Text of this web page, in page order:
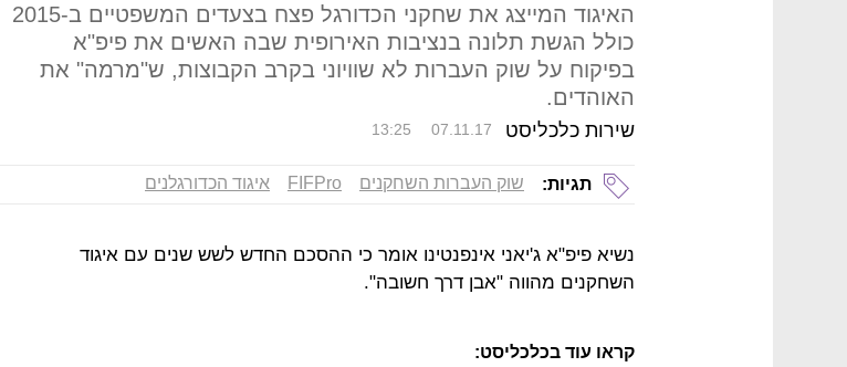
האיגוד המייצג את שחקני הכדורגל פצח בצעדים המשפטיים ב-2015
כולל הגשת תלונה בנציבות האירופית שבה האשים את פיפ"א
בפיקוח על שוק העברות לא שוויוני בקרב הקבוצות, ש"מרמה" את
האוהדים.
שירות כלכליסט 13:25 07.11.17
תגיות: שוק העברות השחקנים FIFPro איגוד הכדורגלנים
נשיא פיפ"א ג'יאני אינפנטינו אומר כי ההסכם החדש לשש שנים עם איגוד
השחקנים מהווה "אבן דרך חשובה".
קראו עוד בכלכליסט: